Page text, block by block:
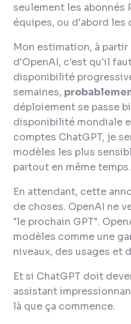
seulement les abonnés
équipes, ou d'abord les
Mon estimation, à
d'OpenAI, c'est qu'il
disponibilité
semaines,
déploiement se passe
disponibilité mondiale
comptes ChatGPT, je
modèles les plus
partout en même temps.
En attendant, cette
de choses. OpenAI ne
"le prochain GPT".
modèles comme une
niveaux, des usages et
Et si ChatGPT doit
assistant
là que ça commence.